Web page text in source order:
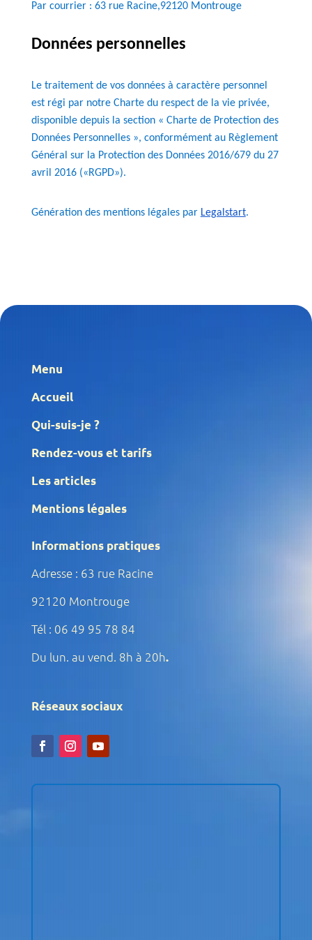
Par courrier : 63 rue Racine,92120 Montrouge
Données personnelles
Le traitement de vos données à caractère personnel
est régi par notre Charte du respect de la vie privée,
disponible depuis la section « Charte de Protection des
Données Personnelles », conformément au Règlement
Général sur la Protection des Données 2016/679 du 27
avril 2016 («RGPD»).
Génération des mentions légales par Legalstart.
Menu
Accueil
Qui-suis-je ?
Rendez-vous et tarifs
Les articles
Mentions légales
Informations pratiques
Adresse : 63 rue Racine
92120 Montrouge
Tél : 06 49 95 78 84
Du lun. au vend. 8h à 20h.
Réseaux sociaux